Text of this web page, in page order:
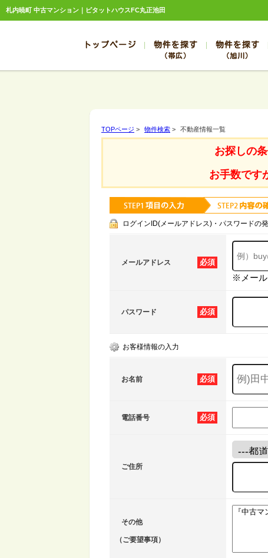
札内暁町 中古マンション｜ピタットハウスFC丸正池田
トップページ 物件を探す
（帯広）
帯広
帯広
帯広
物件を探す
（旭川）
旭川
旭川
旭川
TOPページ > 物件検索 > 不動産情報一覧
お探しの
お手数です
ログインID(メールアドレス)・パスワードの
必須
メールアドレス
※メール
必須
パスワード
お客様情報の入力
必須
お名前
必須
電話番号
ご住所
その他
（ご要望事項）